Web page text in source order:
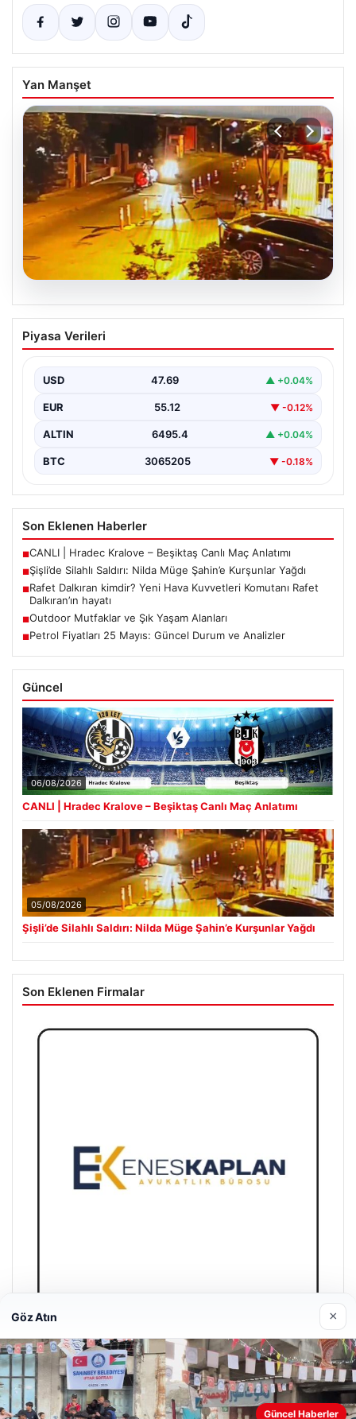
Yan Manşet
05.08.2026
Şişli’de Silahlı Saldırı: Nilda Müge
Şahin’e Kurşunlar Yağdı
Eczaneden ilaç aldıktan sonra kardeşini bekleyen 26…
Piyasa Verileri
USD 47.69 ▲ +0.04%
EUR 55.12 ▼ -0.12%
ALTIN 6495.4 ▲ +0.04%
BTC 3065205 ▼ -0.18%
Son Eklenen Haberler
■CANLI | Hradec Kralove – Beşiktaş Canlı Maç Anlatımı
■Şişli’de Silahlı Saldırı: Nilda Müge Şahin’e Kurşunlar Yağdı
■Rafet Dalkıran kimdir? Yeni Hava Kuvvetleri Komutanı Rafet
Dalkıran’ın hayatı
■Outdoor Mutfaklar ve Şık Yaşam Alanları
■Petrol Fiyatları 25 Mayıs: Güncel Durum ve Analizler
Güncel
06/08/2026
CANLI | Hradec Kralove – Beşiktaş Canlı Maç Anlatımı
05/08/2026
Şişli’de Silahlı Saldırı: Nilda Müge Şahin’e Kurşunlar Yağdı
Son Eklenen Firmalar
Enes Kaplan Avukatlık Bürosu
28/04/2026
Göz Atın ×
Güncel Haberler